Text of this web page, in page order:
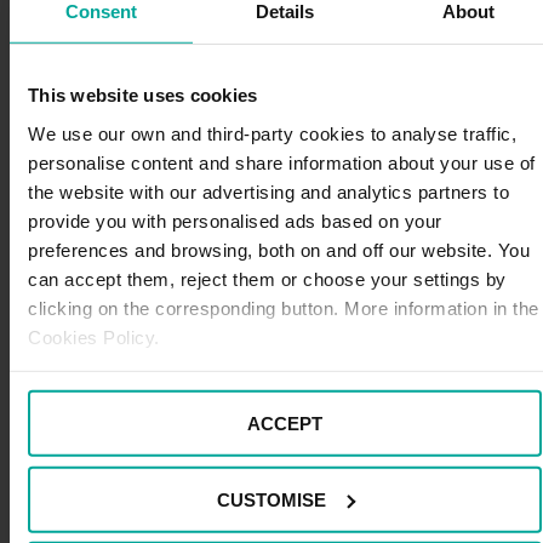
Consent Details About
This website uses cookies
We use our own and third-party cookies to analyse traffic,
personalise content and share information about your use of
the website with our advertising and analytics partners to
provide you with personalised ads based on your
preferences and browsing, both on and off our website. You
can accept them, reject them or choose your settings by
clicking on the corresponding button. More information in the
Cookies Policy.
ACCEPT
CUSTOMISE